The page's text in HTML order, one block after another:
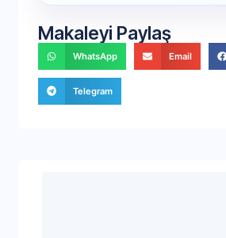
Makaleyi Paylaş
WhatsApp Email
Telegram